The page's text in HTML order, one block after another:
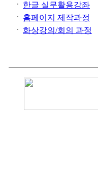
한글 실무활용강좌
홈페이지 제작과정
화상강의/회의 과정